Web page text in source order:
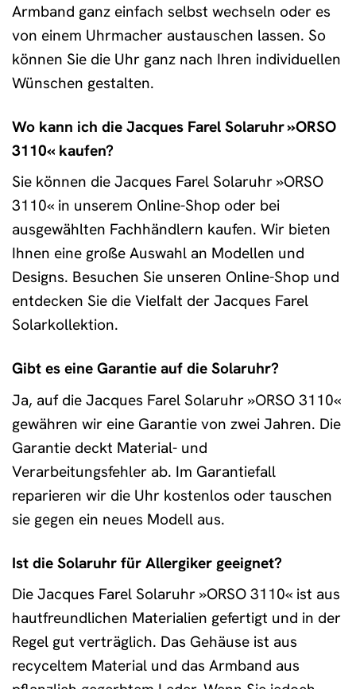
Armband ganz einfach selbst wechseln oder es
von einem Uhrmacher austauschen lassen. So
können Sie die Uhr ganz nach Ihren individuellen
Wünschen gestalten.
Wo kann ich die Jacques Farel Solaruhr »ORSO
3110« kaufen?
Sie können die Jacques Farel Solaruhr »ORSO
3110« in unserem Online-Shop oder bei
ausgewählten Fachhändlern kaufen. Wir bieten
Ihnen eine große Auswahl an Modellen und
Designs. Besuchen Sie unseren Online-Shop und
entdecken Sie die Vielfalt der Jacques Farel
Solarkollektion.
Gibt es eine Garantie auf die Solaruhr?
Ja, auf die Jacques Farel Solaruhr »ORSO 3110«
gewähren wir eine Garantie von zwei Jahren. Die
Garantie deckt Material- und
Verarbeitungsfehler ab. Im Garantiefall
reparieren wir die Uhr kostenlos oder tauschen
sie gegen ein neues Modell aus.
Ist die Solaruhr für Allergiker geeignet?
Die Jacques Farel Solaruhr »ORSO 3110« ist aus
hautfreundlichen Materialien gefertigt und in der
Regel gut verträglich. Das Gehäuse ist aus
recyceltem Material und das Armband aus